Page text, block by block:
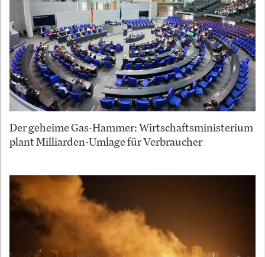
Der geheime Gas-Hammer: Wirtschaftsministerium
plant Milliarden-Umlage für Verbraucher